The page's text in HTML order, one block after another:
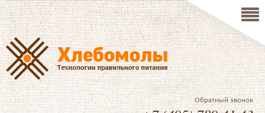
Обратный звонок